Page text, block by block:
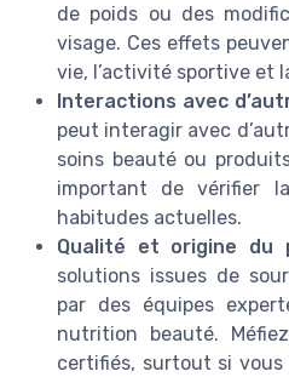
de poids ou des
visage. Ces effets
vie, l’activité sportive et
Interactions avec
peut interagir avec
soins beauté ou
important de vérifier
habitudes actuelles.
Qualité et origine du
solutions issues de
par des équipes
nutrition beauté.
certifiés, surtout si